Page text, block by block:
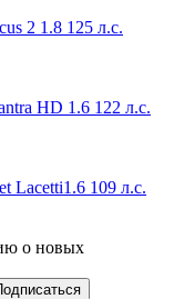
2 1.8 125 л.с.
HD 1.6 122 л.с.
Lacetti1.6 109 л.с.
о новых